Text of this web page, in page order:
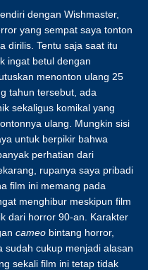
dengan Wishmaster,
yang sempat saya tonton
dirilis. Tentu saja saat itu
ingat betul dengan
menonton ulang 25
tahun tersebut, ada
sekaligus komikal yang
ulang. Mungkin sisi
untuk berpikir bahwa
perhatian dari
rupanya saya pribadi
film ini memang pada
menghibur meskipun film
dari horror 90-an. Karakter
cameo bintang horror,
sudah cukup menjadi alasan
sekali film ini tetap tidak